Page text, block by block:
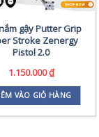
gậy Putter Grip
Stroke Zenergy
Pistol 2.0
1.150.000₫
VÀO GIỎ HÀNG